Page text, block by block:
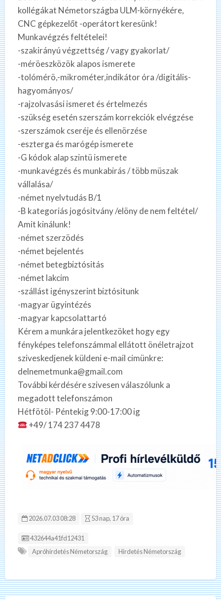
kollégákat Németországba ULM-környékére,
CNC gépkezelőt -operátort keresünk!
Munkavégzés feltételei!
-szakirányú végzettség / vagy gyakorlat/
-méröeszközök alapos ismerete
-tolómérö,-mikrométer,indikátor óra /digitális-
hagyományos/
-rajzolvasási ismeret és értelmezés
-szükség esetén szerszám korrekciók elvégzése
-szerszámok cseréje és ellenörzése
-eszterga és marógép ismerete
-G kódok alap szintü ismerete
-munkavégzés és munkabirás / több müszak
vállalása/
-német nyelvtudás B/1
-B kategoriás jogósitvány /elöny de nem feltétel/
Amit kinálunk!
-német szerzödés
-német bejelentés
-német betegbiztósitás
-német lakcim
-szállást igényszerint biztósitunk
-magyar ügyintézés
-magyar kapcsolattartó
Kérem a munkára jelentkezöket hogy egy
fényképes telefonszámmal ellátott önéletrajzot
sziveskedjenek küldeni e-mail cimünkre:
delnemetmunka@gmail.com
További kérdésére szivesen válaszólunk a
megadott telefonszámon
Hétfötöl- Péntekig 9:00-17:00 ig
+49/ 174 237 4478
2026.07.03 08:28 53 nap, 17 óra
Hirdetés ID:
432644a41fd12431
Apróhirdetés Németország
Hirdetés Németország